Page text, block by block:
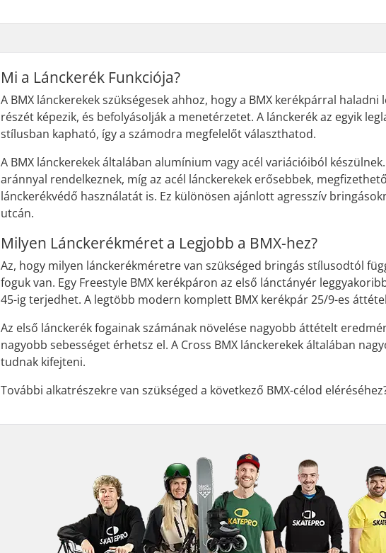
Mi a Lánckerék Funkciója?
A BMX lánckerekek szükségesek ahhoz, hogy a BMX kerékpárral
részét képezik, és befolyásolják a menetérzetet. A lánckerék az egyik
stílusban kapható, így a számodra megfelelőt választhatod.
A BMX lánckerekek általában alumínium vagy acél variációiból
aránnyal rendelkeznek, míg az acél lánckerekek erősebbek,
lánckerékvédő használatát is. Ez különösen ajánlott agresszív
utcán.
Milyen Lánckerékméret a Legjobb a BMX-hez?
Az, hogy milyen lánckerékméretre van szükséged bringás stílusodtól
foguk van. Egy Freestyle BMX kerékpáron az első lánctányér
45-ig terjedhet. A legtöbb modern komplett BMX kerékpár 25/9-es
Az első lánckerék fogainak számának növelése nagyobb áttételt
nagyobb sebességet érhetsz el. A Cross BMX lánckerekek általában
tudnak kifejteni.
További alkatrészekre van szükséged a következő BMX-célod